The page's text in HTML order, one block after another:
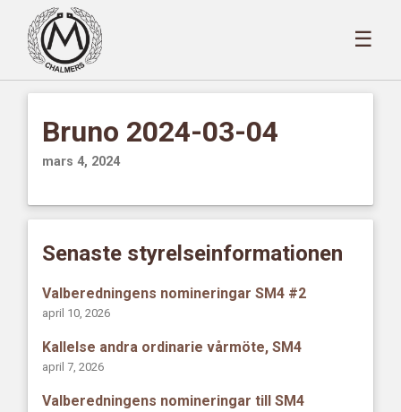
☰
Bruno 2024-03-04
mars 4, 2024
Senaste styrelseinformationen
Valberedningens nomineringar SM4 #2
april 10, 2026
Kallelse andra ordinarie vårmöte, SM4
april 7, 2026
Valberedningens nomineringar till SM4